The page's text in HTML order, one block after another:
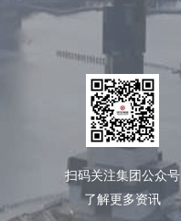
扫码关注集团公众号
了解更多资讯